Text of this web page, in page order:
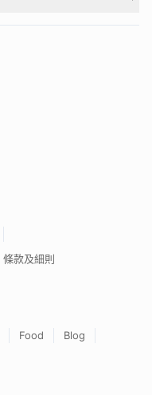
條款及細則
Food
Blog